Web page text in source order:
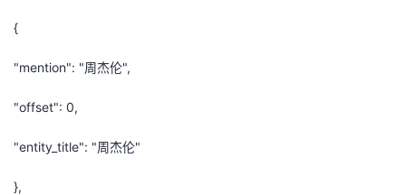
{
"mention": "周杰伦",
"offset": 0,
"entity_title": "周杰伦"
},